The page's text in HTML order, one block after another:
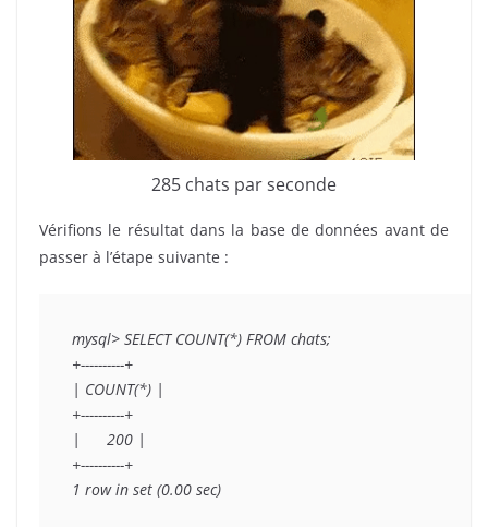
285 chats par seconde
Vérifions le résultat dans la base de données avant de
passer à l’étape suivante :
mysql> SELECT COUNT(*) FROM chats;
+----------+
| COUNT(*) |
+----------+
|      200 |
+----------+
1 row in set (0.00 sec)